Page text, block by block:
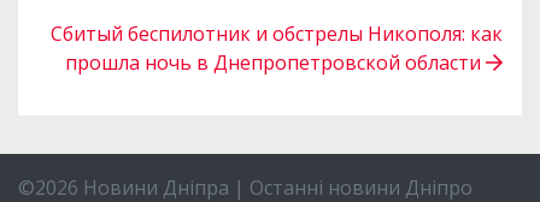
Сбитый беспилотник и обстрелы Никополя: как
прошла ночь в Днепропетровской области
©2026 Новини Дніпра | Останні новини Дніпро